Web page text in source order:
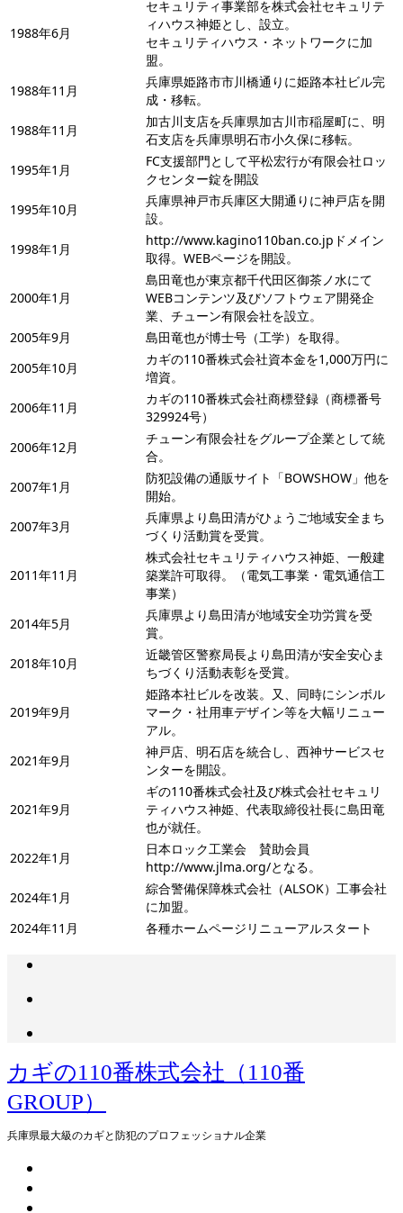
1988年6月
セキュリティ事業部を株式会社セキュリテ
ィハウス神姫とし、設立。
セキュリティハウス・ネットワークに加
盟。
1988年11月
兵庫県姫路市市川橋通りに姫路本社ビル完
成・移転。
1988年11月
加古川支店を兵庫県加古川市稲屋町に、明
石支店を兵庫県明石市小久保に移転。
1995年1月
FC支援部門として平松宏行が有限会社ロッ
クセンター錠を開設
1995年10月
兵庫県神戸市兵庫区大開通りに神戸店を開
設。
1998年1月
http://www.kagino110ban.co.jpドメイン
取得。WEBページを開設。
2000年1月
島田竜也が東京都千代田区御茶ノ水にて
WEBコンテンツ及びソフトウェア開発企
業、チューン有限会社を設立。
2005年9月
島田竜也が博士号（工学）を取得。
2005年10月
カギの110番株式会社資本金を1,000万円に
増資。
2006年11月
カギの110番株式会社商標登録（商標番号
329924号）
2006年12月
チューン有限会社をグループ企業として統
合。
2007年1月
防犯設備の通販サイト「BOWSHOW」他を
開始。
2007年3月
兵庫県より島田清がひょうご地域安全まち
づくり活動賞を受賞。
2011年11月
株式会社セキュリティハウス神姫、一般建
築業許可取得。（電気工事業・電気通信工
事業）
2014年5月
兵庫県より島田清が地域安全功労賞を受
賞。
2018年10月
近畿管区警察局長より島田清が安全安心ま
ちづくり活動表彰を受賞。
2019年9月
姫路本社ビルを改装。又、同時にシンボル
マーク・社用車デザイン等を大幅リニュー
アル。
2021年9月
神戸店、明石店を統合し、西神サービスセ
ンターを開設。
2021年9月
ギの110番株式会社及び株式会社セキュリ
ティハウス神姫、代表取締役社長に島田竜
也が就任。
2022年1月
日本ロック工業会 賛助会員
http://www.jlma.org/となる。
2024年1月
綜合警備保障株式会社（ALSOK）工事会社
に加盟。
2024年11月
各種ホームページリニューアルスタート
カギの110番株式会社（110番
GROUP）
兵庫県最大級のカギと防犯のプロフェッショナル企業